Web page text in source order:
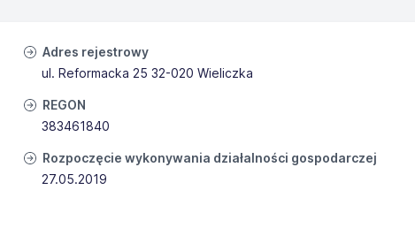
Adres rejestrowy
ul. Reformacka 25 32-020 Wieliczka
REGON
383461840
Rozpoczęcie wykonywania działalności gospodarczej
27.05.2019